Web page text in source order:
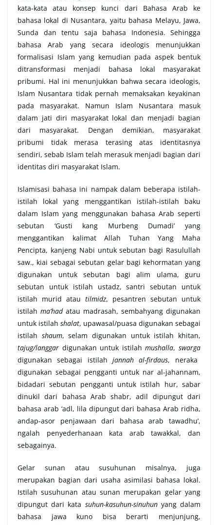
kata-kata atau konsep kunci dari Bahasa Arab ke
bahasa lokal di Nusantara, yaitu bahasa Melayu, Jawa,
Sunda dan tentu saja bahasa Indonesia. Sehingga
bahasa Arab yang secara ideologis menunjukkan
formalisasi Islam yang kemudian pada aspek bentuk
ditransformasi menjadi bahasa lokal masyarakat
pribumi. Hal ini menunjukkan bahwa secara ideologis,
Islam Nusantara tidak pernah memaksakan keyakinan
pada masyarakat. Namun Islam Nusantara masuk
dalam jati diri masyarakat lokal dan menjadi bagian
dari masyarakat. Dengan demikian, masyarakat
pribumi tidak merasa terasing atas identitasnya
sendiri, sebab Islam telah merasuk menjadi bagian dari
identitas diri masyarakat Islam.
Islamisasi bahasa ini nampak dalam beberapa istilah-
istilah lokal yang menggantikan istilah-istilah baku
dalam Islam yang menggunakan bahasa Arab seperti
sebutan ‘Gusti kang Murbeng Dumadi’ yang
menggantikan kalimat Allah Tuhan Yang Maha
Pencipta, kanjeng Nabi untuk sebutan bagi Rasulullah
saw., kiai sebagai sebutan gelar bagi kehormatan yang
digunakan untuk sebutan bagi alim ulama, guru
sebutan untuk istilah ustadz, santri sebutan untuk
istilah murid atau tilmidz, pesantren sebutan untuk
istilah ma’hadatau madrasah, sembahyang digunakan
untuk istilah shalat, upawasal/puasa digunakan sebagai
istilah shaum, selam digunakan untuk istilah khitan,
tajug/langgar digunakan untuk istilahmushalla,swarga
digunakan sebagai istilah jannah al-firdaus, neraka
digunakan sebagai pengganti untuk nar al-jahannam,
bidadari sebutan pengganti untuk istilah hur, sabar
dinukil dari bahasa Arab shabr, adil dipungut dari
bahasa arab ‘adl, lila dipungut dari bahasa Arab ridha,
andap-asor penjawaan dari bahasa arab tawadhu’,
ngalah penyederhanaan kata arab tawakkal, dan
sebagainya.
Gelar sunan atau susuhunan misalnya, juga
merupakan bagian dari usaha asimilasi bahasa lokal.
Istilah susuhunan atau sunan merupakan gelar yang
dipungut dari kata suhun-kasuhun-sinuhunyang dalam
bahasa jawa kuno bisa berarti menjunjung,